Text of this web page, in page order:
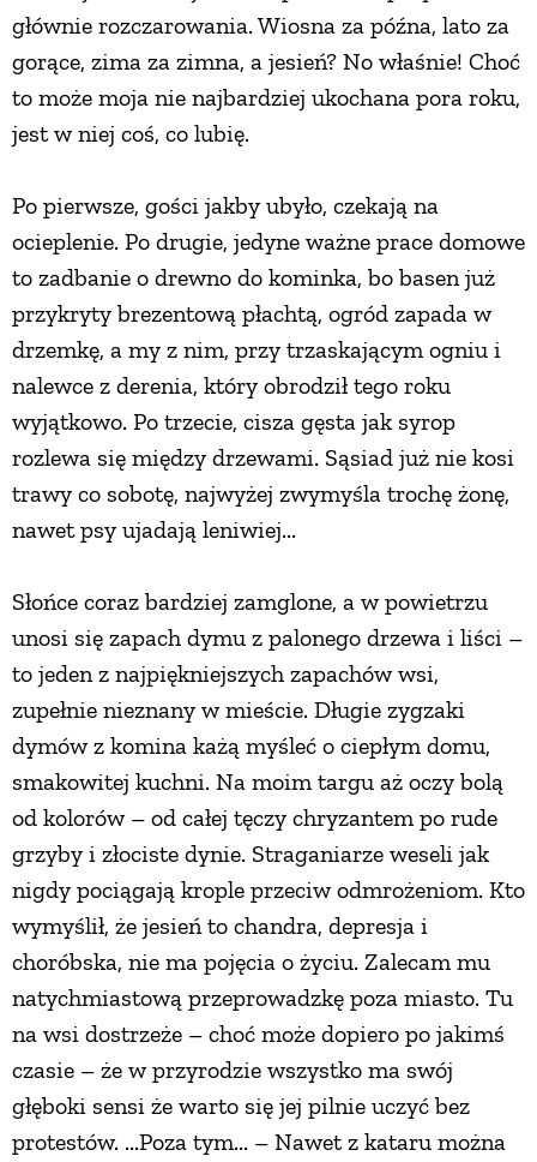
głównie rozczarowania. Wiosna za późna, lato za
gorące, zima za zimna, a jesień? No właśnie! Choć
to może moja nie najbardziej ukochana pora roku,
jest w niej coś, co lubię.
Po pierwsze, gości jakby ubyło, czekają na
ocieplenie. Po drugie, jedyne ważne prace domowe
to zadbanie o drewno do kominka, bo basen już
przykryty brezentową płachtą, ogród zapada w
drzemkę, a my z nim, przy trzaskającym ogniu i
nalewce z derenia, który obrodził tego roku
wyjątkowo. Po trzecie, cisza gęsta jak syrop
rozlewa się między drzewami. Sąsiad już nie kosi
trawy co sobotę, najwyżej zwymyśla trochę żonę,
nawet psy ujadają leniwiej...
Słońce coraz bardziej zamglone, a w powietrzu
unosi się zapach dymu z palonego drzewa i liści –
to jeden z najpiękniejszych zapachów wsi,
zupełnie nieznany w mieście. Długie zygzaki
dymów z komina każą myśleć o ciepłym domu,
smakowitej kuchni. Na moim targu aż oczy bolą
od kolorów – od całej tęczy chryzantem po rude
grzyby i złociste dynie. Straganiarze weseli jak
nigdy pociągają krople przeciw odmrożeniom. Kto
wymyślił, że jesień to chandra, depresja i
choróbska, nie ma pojęcia o życiu. Zalecam mu
natychmiastową przeprowadzkę poza miasto. Tu
na wsi dostrzeże – choć może dopiero po jakimś
czasie – że w przyrodzie wszystko ma swój
głęboki sensi że warto się jej pilnie uczyć bez
protestów. ...Poza tym... – Nawet z kataru można